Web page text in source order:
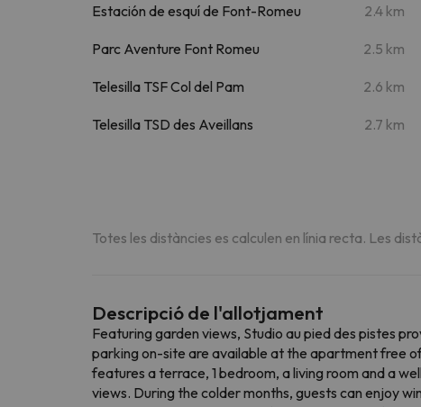
Estación de esquí de Font-Romeu 2.4 km
Parc Aventure Font Romeu 2.5 km
Telesilla TSF Col del Pam 2.6 km
Telesilla TSD des Aveillans 2.7 km
Totes les distàncies es calculen en línia recta. Les
Descripció de l'allotjament
Featuring garden views, Studio au pied des pistes
parking on-site are available at the apartment free
features a terrace, 1 bedroom, a living room and a
views. During the colder months, guests can enjoy